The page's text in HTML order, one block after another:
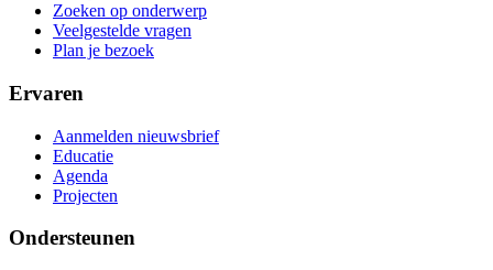
Zoeken op onderwerp
Veelgestelde vragen
Plan je bezoek
Ervaren
Aanmelden nieuwsbrief
Educatie
Agenda
Projecten
Ondersteunen